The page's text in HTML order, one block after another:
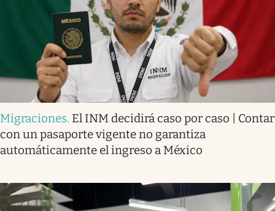
Migraciones. El INM decidirá caso por caso | Contar
con un pasaporte vigente no garantiza
automáticamente el ingreso a México